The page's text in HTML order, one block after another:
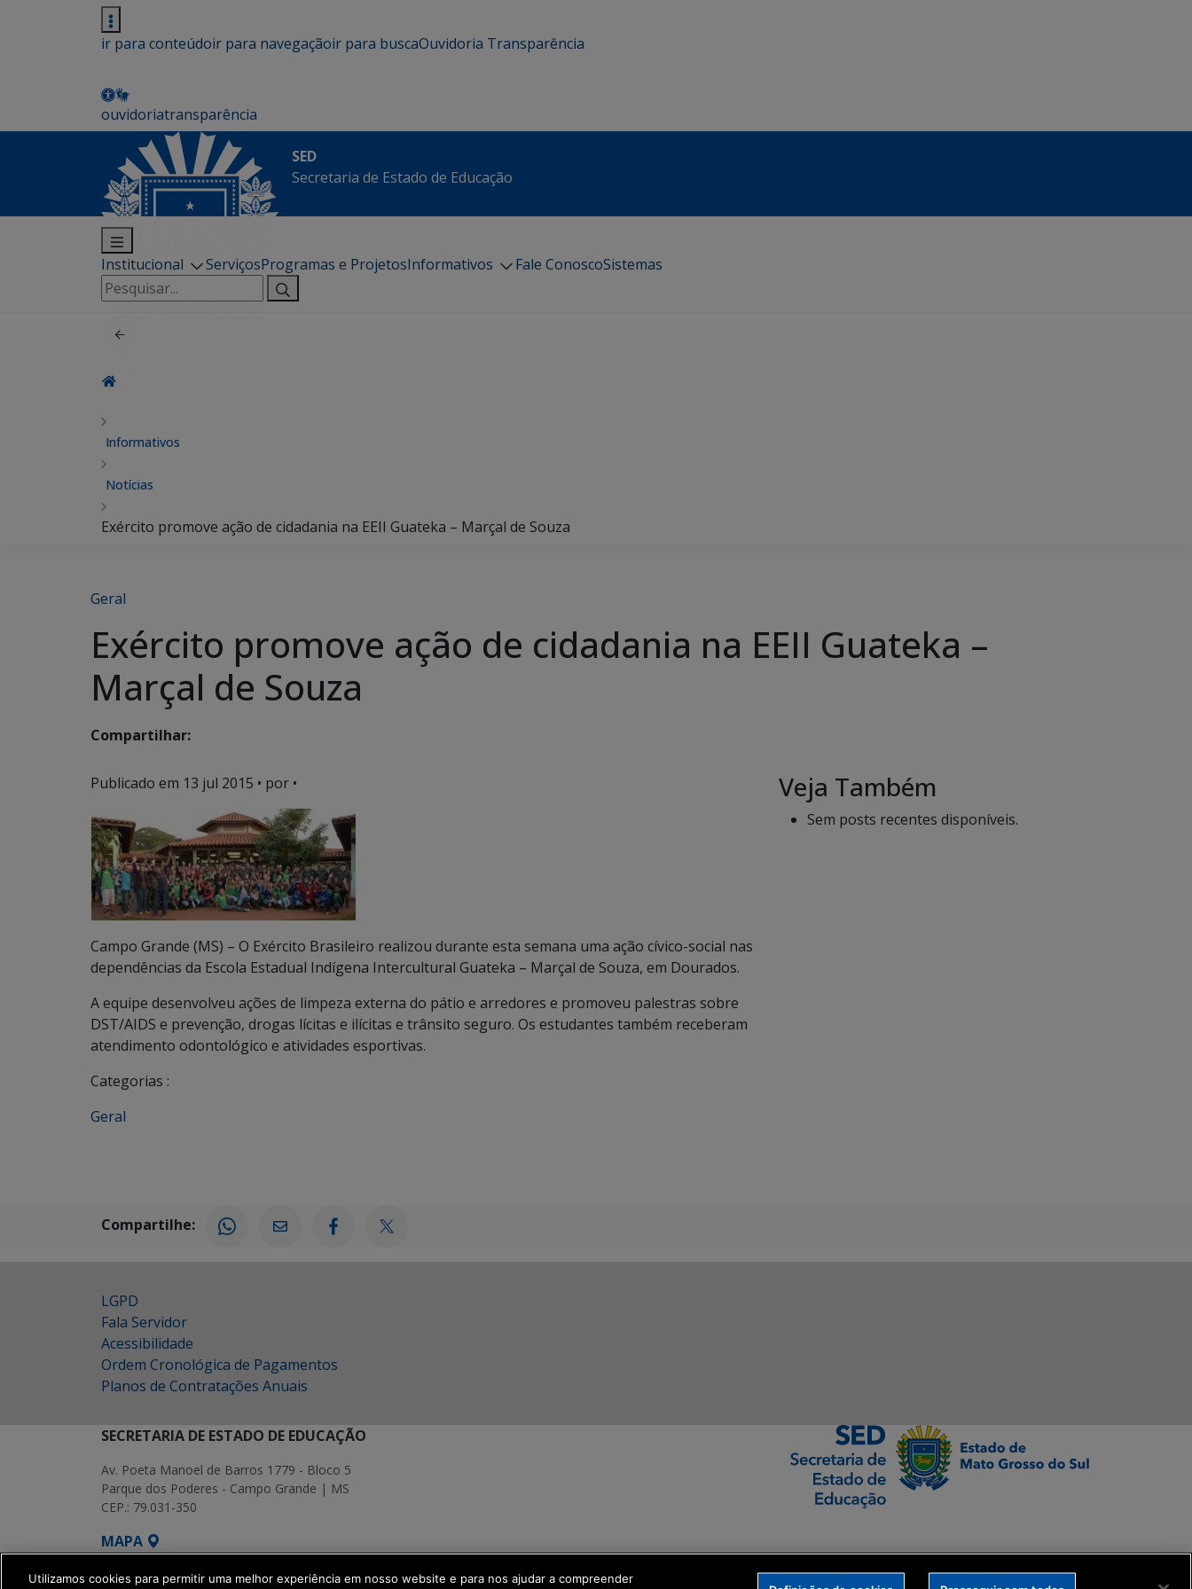
ir para conteúdoir para navegaçãoir para buscaOuvidoria Transparência
ouvidoriatransparência
SED
Secretaria de Estado de Educação
Institucional ServiçosProgramas e ProjetosInformativos Fale ConoscoSistemas
Pesquisar
por:
Informativos
Notícias
Exército promove ação de cidadania na EEII Guateka – Marçal de Souza
Geral
Exército promove ação de cidadania na EEII Guateka –
Marçal de Souza
Compartilhar:
Publicado em 13 jul 2015 • por •
Campo Grande (MS) – O Exército Brasileiro realizou durante esta semana uma ação cívico-social nas
dependências da Escola Estadual Indígena Intercultural Guateka – Marçal de Souza, em Dourados.
A equipe desenvolveu ações de limpeza externa do pátio e arredores e promoveu palestras sobre
DST/AIDS e prevenção, drogas lícitas e ilícitas e trânsito seguro. Os estudantes também receberam
atendimento odontológico e atividades esportivas.
Categorias :
Geral
Veja Também
Sem posts recentes disponíveis.
Compartilhe:
LGPD
Fala Servidor
Acessibilidade
Ordem Cronológica de Pagamentos
Planos de Contratações Anuais
SECRETARIA DE ESTADO DE EDUCAÇÃO
Av. Poeta Manoel de Barros 1779 - Bloco 5
Parque dos Poderes - Campo Grande | MS
CEP.: 79.031-350
MAPA
SETDIG | Secretaria-Executiva de Transformação Digital
Utilizamos cookies para permitir uma melhor experiência em nosso website e para nos ajudar a compreender